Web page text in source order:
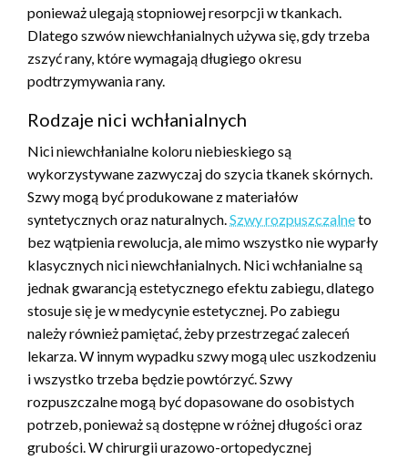
ponieważ ulegają stopniowej resorpcji w tkankach.
Dlatego szwów niewchłanialnych używa się, gdy trzeba
zszyć rany, które wymagają długiego okresu
podtrzymywania rany.
Rodzaje nici wchłanialnych
Nici niewchłanialne koloru niebieskiego są
wykorzystywane zazwyczaj do szycia tkanek skórnych.
Szwy mogą być produkowane z materiałów
syntetycznych oraz naturalnych.Szwy rozpuszczalneto
bez wątpienia rewolucja, ale mimo wszystko nie wyparły
klasycznych nici niewchłanialnych. Nici wchłanialne są
jednak gwarancją estetycznego efektu zabiegu, dlatego
stosuje się je w medycynie estetycznej. Po zabiegu
należy również pamiętać, żeby przestrzegać zaleceń
lekarza. W innym wypadku szwy mogą ulec uszkodzeniu
i wszystko trzeba będzie powtórzyć. Szwy
rozpuszczalne mogą być dopasowane do osobistych
potrzeb, ponieważ są dostępne w różnej długości oraz
grubości. W chirurgii urazowo-ortopedycznej